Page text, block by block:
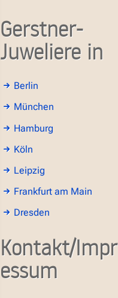
Gerstner-
Juweliere in
Berlin
München
Hamburg
Köln
Leipzig
Frankfurt am Main
Dresden
Kontakt/Impr
essum